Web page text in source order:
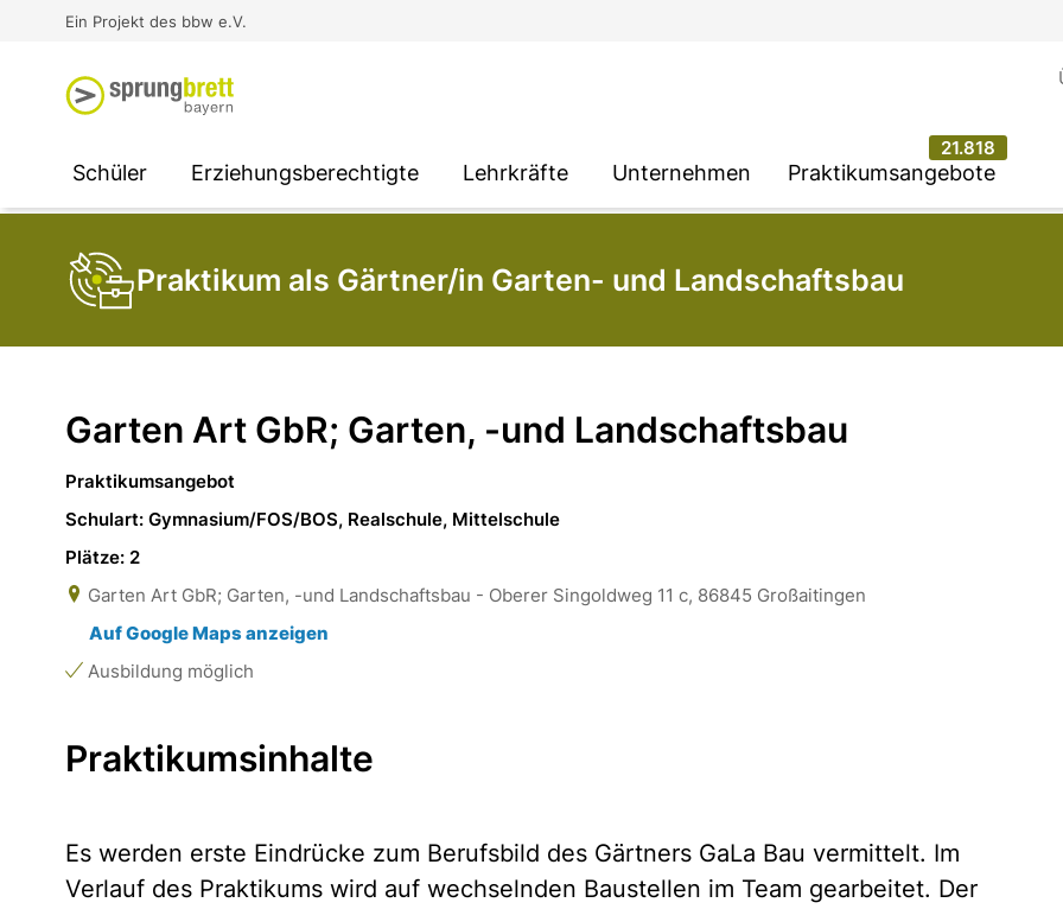
Ein Projekt des bbw e.V.
Schüler
SOCIAL MEDIA
Erziehungsberechtigte
SOCIAL MEDIA
Lehrkräfte
SOCIAL MEDIA
Unternehmen
Unternehmen
Praktikumsangebote
21.818
Praktikum als Gärtner/in Garten- und Landschaftsbau
Garten Art GbR; Garten, -und Landschaftsbau
Praktikumsangebot
Schulart: Gymnasium/FOS/BOS, Realschule, Mittelschule
Plätze: 2
Garten Art GbR; Garten, -und Landschaftsbau - Oberer Singoldweg 11 c, 86845 Großaitingen
Auf Google Maps anzeigen
Ausbildung möglich
Praktikumsinhalte
Es werden erste Eindrücke zum Berufsbild des Gärtners GaLa Bau vermittelt. Im
Verlauf des Praktikums wird auf wechselnden Baustellen im Team gearbeitet. Der